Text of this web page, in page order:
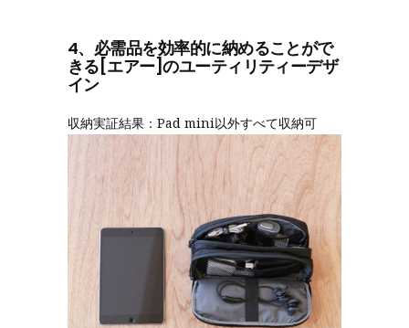
4、必需品を効率的に納めることがで
きる[エアー]のユーティリティーデザ
イン
収納実証結果：Pad mini以外すべて収納可